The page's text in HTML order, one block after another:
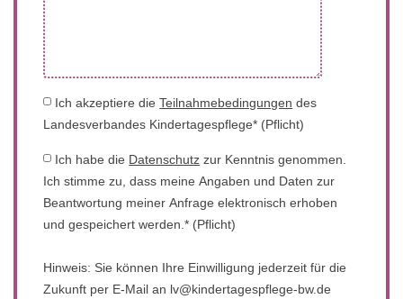
Ich akzeptiere dieTeilnahmebedingungen des
Landesverbandes Kindertagespflege* (Pflicht)
Ich habe die Datenschutz zur Kenntnis genommen.
Ich stimme zu, dass meine Angaben und Daten zur
Beantwortung meiner Anfrage elektronisch erhoben
und gespeichert werden.* (Pflicht)
Hinweis: Sie können Ihre Einwilligung jederzeit für die
Zukunft per E-Mail an lv@kindertagespflege-bw.de